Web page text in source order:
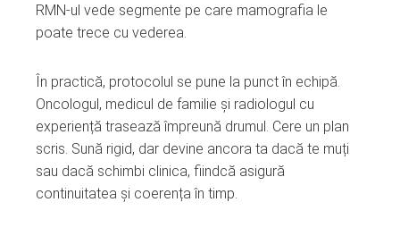
RMN-ul vede segmente pe care mamografia le
poate trece cu vederea.
În practică, protocolul se pune la punct în echipă.
Oncologul, medicul de familie și radiologul cu
experiență trasează împreună drumul. Cere un plan
scris. Sună rigid, dar devine ancora ta dacă te muți
sau dacă schimbi clinica, fiindcă asigură
continuitatea și coerența în timp.